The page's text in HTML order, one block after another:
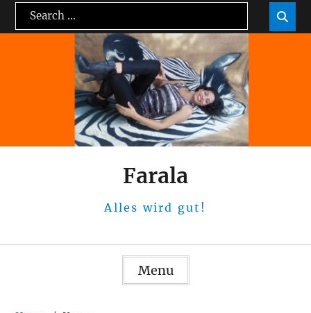
Search
for:

Farala
Alles wird gut!
Menu